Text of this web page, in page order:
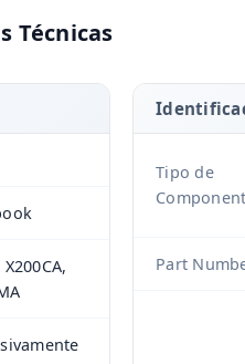
Técnicas
Tipo de
Part